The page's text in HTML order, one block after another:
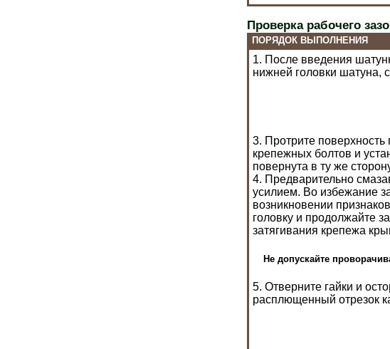
Проверка рабочего
ПОРЯДОК ВЫПОЛНЕНИЯ
1. После введения
нижней головки шатуна,
3. Протрите
крепежных болтов и
повернута в ту же
4. Предварительно
усилием. Во избежание
возникновении
головку и продолжайте
затягивания крепежа
Не допускайте
5. Отверните гайки и
расплющенный отрезок